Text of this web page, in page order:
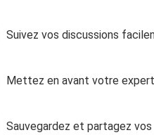
Suivez vos discussions
Mettez en avant votre
Sauvegardez et partagez